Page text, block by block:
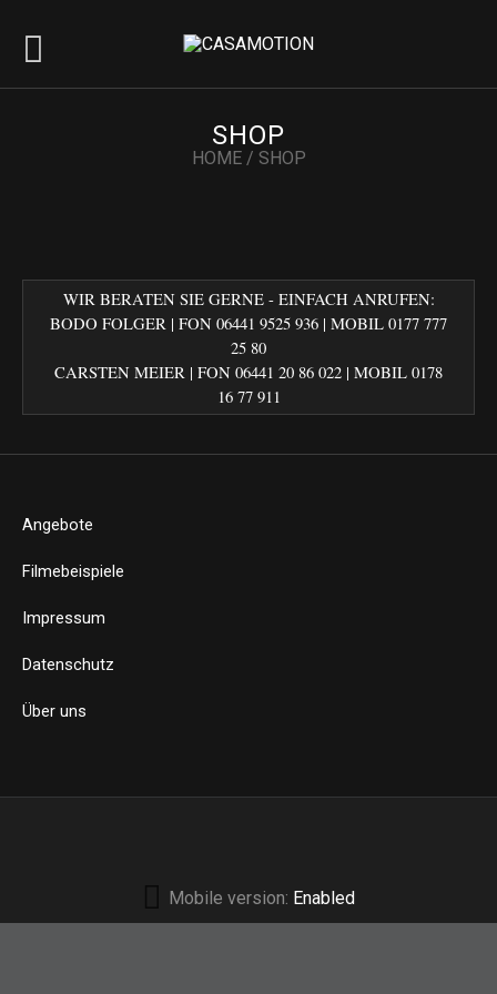
SHOP
HOME / SHOP
WIR BERATEN SIE GERNE - EINFACH ANRUFEN:
BODO FOLGER | FON 06441 9525 936 | MOBIL 0177 777
25 80
CARSTEN MEIER | FON 06441 20 86 022‬ | MOBIL 0178
16 77 911
Angebote
Filmebeispiele
Impressum
Datenschutz
Über uns
Mobile version: Enabled